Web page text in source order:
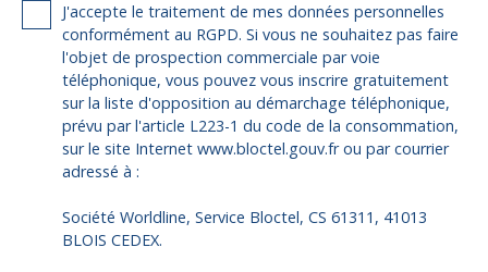
J'accepte le traitement de mes données personnelles
conformément au RGPD. Si vous ne souhaitez pas faire
l'objet de prospection commerciale par voie
téléphonique, vous pouvez vous inscrire gratuitement
sur la liste d'opposition au démarchage téléphonique,
prévu par l'article L223-1 du code de la consommation,
sur le site Internet www.bloctel.gouv.fr ou par courrier
adressé à :
Société Worldline, Service Bloctel, CS 61311, 41013
BLOIS CEDEX.